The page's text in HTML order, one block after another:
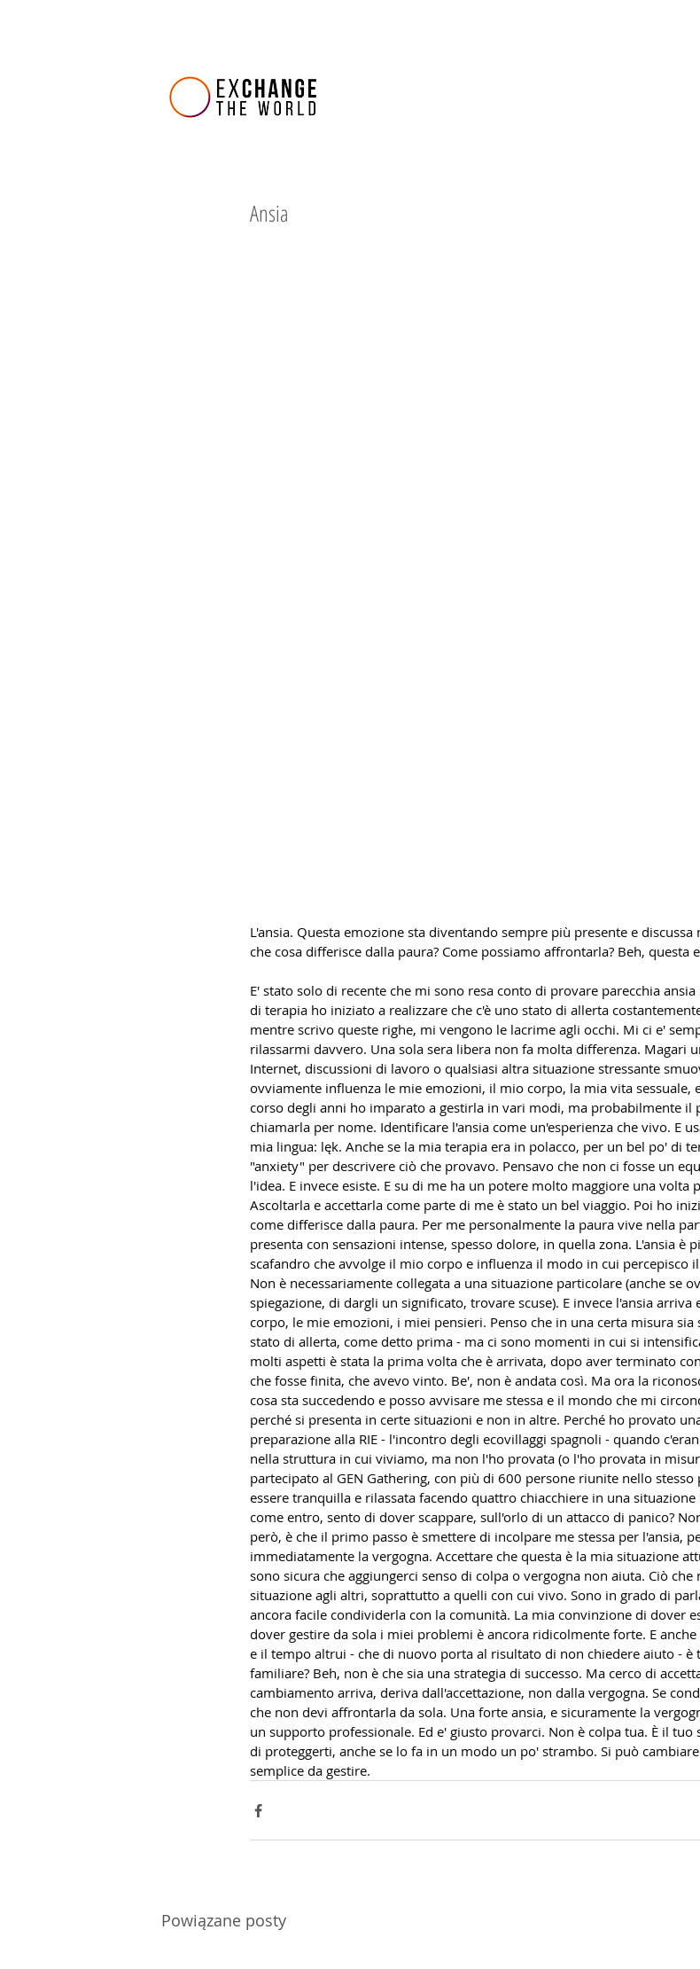
Ansia
L'ansia. Questa emozione sta diventando sempre più presente e
che cosa differisce dalla paura? Come possiamo affrontarla? Beh, questa
E' stato solo di recente che mi sono resa conto di provare parecchia
di terapia ho iniziato a realizzare che c'è uno stato di allerta
mentre scrivo queste righe, mi vengono le lacrime agli occhi. Mi ci e'
rilassarmi davvero. Una sola sera libera non fa molta differenza. Magari
Internet, discussioni di lavoro o qualsiasi altra situazione stressante
ovviamente influenza le mie emozioni, il mio corpo, la mia vita sessuale,
corso degli anni ho imparato a gestirla in vari modi, ma probabilmente il
chiamarla per nome. Identificare l'ansia come un'esperienza che vivo. E
mia lingua: lęk. Anche se la mia terapia era in polacco, per un bel po' di
"anxiety" per descrivere ciò che provavo. Pensavo che non ci fosse un
l'idea. E invece esiste. E su di me ha un potere molto maggiore una volta
Ascoltarla e accettarla come parte di me è stato un bel viaggio. Poi ho
come differisce dalla paura. Per me personalmente la paura vive nella
presenta con sensazioni intense, spesso dolore, in quella zona. L'ansia è
scafandro che avvolge il mio corpo e influenza il modo in cui percepisco
Non è necessariamente collegata a una situazione particolare (anche se
spiegazione, di dargli un significato, trovare scuse). E invece l'ansia
corpo, le mie emozioni, i miei pensieri. Penso che in una certa misura
stato di allerta, come detto prima - ma ci sono momenti in cui si
molti aspetti è stata la prima volta che è arrivata, dopo aver terminato
che fosse finita, che avevo vinto. Be', non è andata così. Ma ora la
cosa sta succedendo e posso avvisare me stessa e il mondo che mi
perché si presenta in certe situazioni e non in altre. Perché ho provato
preparazione alla RIE - l'incontro degli ecovillaggi spagnoli - quando
nella struttura in cui viviamo, ma non l'ho provata (o l'ho provata in
partecipato al GEN Gathering, con più di 600 persone riunite nello stesso
essere tranquilla e rilassata facendo quattro chiacchiere in una
come entro, sento di dover scappare, sull'orlo di un attacco di panico?
però, è che il primo passo è smettere di incolpare me stessa per l'ansia,
immediatamente la vergogna. Accettare che questa è la mia situazione
sono sicura che aggiungerci senso di colpa o vergogna non aiuta. Ciò
situazione agli altri, soprattutto a quelli con cui vivo. Sono in grado di
ancora facile condividerla con la comunità. La mia convinzione di dover
dover gestire da sola i miei problemi è ancora ridicolmente forte. E
e il tempo altrui - che di nuovo porta al risultato di non chiedere aiuto - è
familiare? Beh, non è che sia una strategia di successo. Ma cerco di
cambiamento arriva, deriva dall'accettazione, non dalla vergogna. Se
che non devi affrontarla da sola. Una forte ansia, e sicuramente la
un supporto professionale. Ed e' giusto provarci. Non è colpa tua. È il tuo
di proteggerti, anche se lo fa in un modo un po' strambo. Si può
semplice da gestire.
Powiązane posty